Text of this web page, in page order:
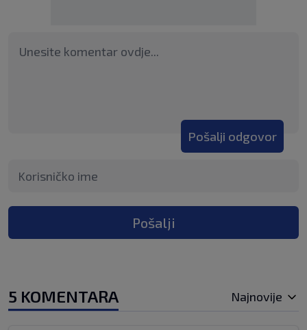
Pošalji odgovor
Pošalji
5 KOMENTARA Najnovije